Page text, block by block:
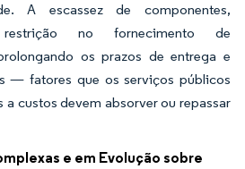
A escassez de componentes,
no fornecimento de
os prazos de entrega e
— fatores que os serviços públicos
a custos devem absorver ou repassar
e em Evolução sobre